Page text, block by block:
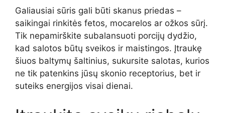
Galiausiai sūris gali būti skanus priedas –
saikingai rinkitės fetos, mocarelos ar ožkos sūrį.
Tik nepamirškite subalansuoti porcijų dydžio,
kad salotos būtų sveikos ir maistingos. Įtraukę
šiuos baltymų šaltinius, sukursite salotas, kurios
ne tik patenkins jūsų skonio receptorius, bet ir
suteiks energijos visai dienai.